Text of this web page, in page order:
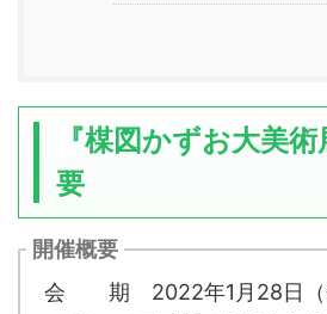
『楳図かずお大美
要
開催概要
会 期 2022年1月28日（